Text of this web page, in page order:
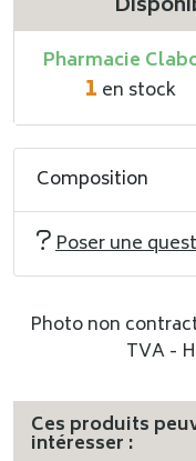
Pharmacie
1 en stock
Composition
Poser une
Photo non
TVA -
Ces produits
intéresser :